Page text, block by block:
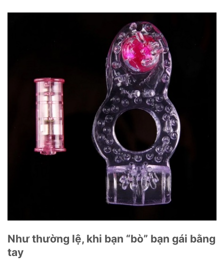
Như thường lệ, khi bạn “bò” bạn gái bằng
tay